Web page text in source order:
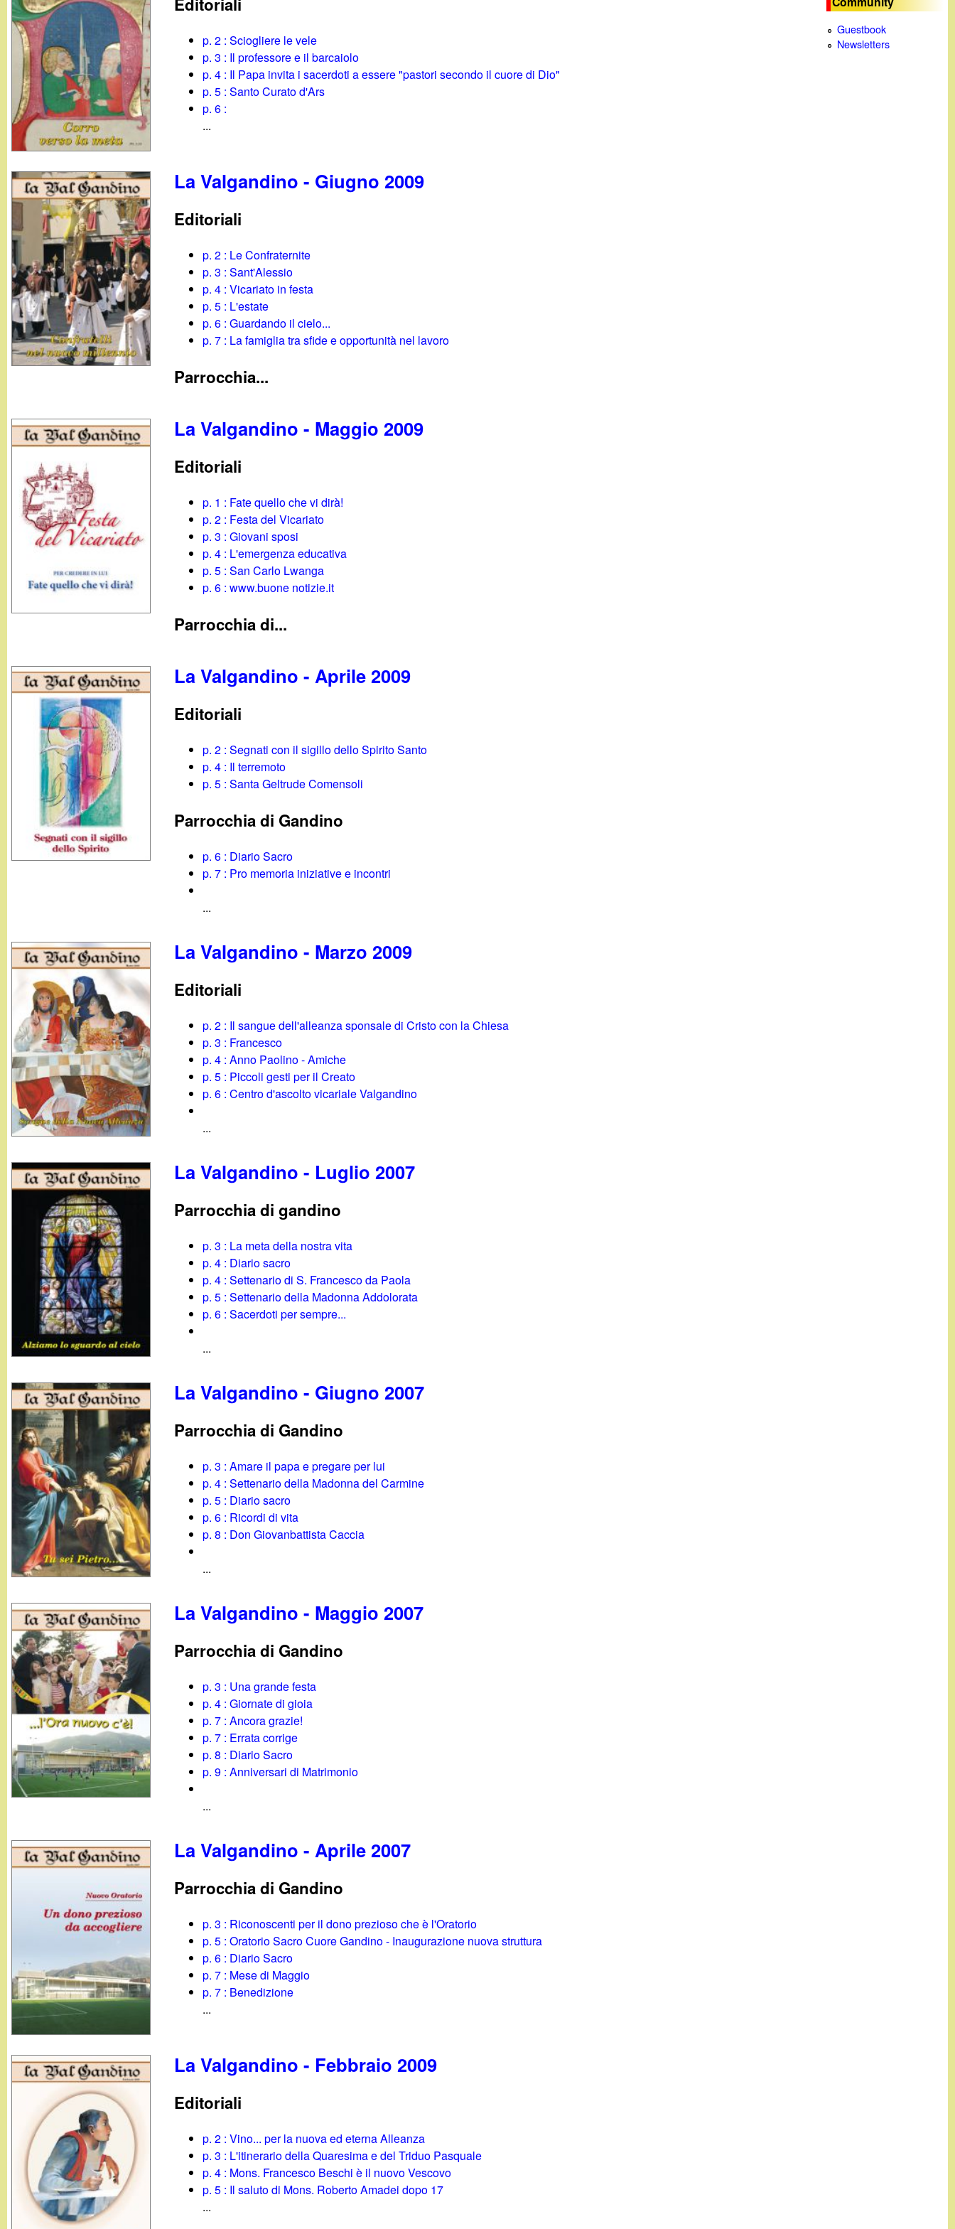
g
n
d
i
n
o
.
i
t
p. 2 : Sciogliere le vele
p. 3 : Il professore e il barcaiolo
p. 4 : Il Papa invita i sacerdoti a essere "pastori secondo il cuore di Dio"
p. 5 : Santo Curato d'Ars
p. 6 :
...
La Valgandino - Giugno 2009
Editoriali
p. 2 : Le Confraternite
p. 3 : Sant'Alessio
p. 4 : Vicariato in festa
p. 5 : L'estate
p. 6 : Guardando il cielo...
p. 7 : La famiglia tra sfide e opportunità nel lavoro
Parrocchia...
La Valgandino - Maggio 2009
Editoriali
p. 1 : Fate quello che vi dirà!
p. 2 : Festa del Vicariato
p. 3 : Giovani sposi
p. 4 : L'emergenza educativa
p. 5 : San Carlo Lwanga
p. 6 : www.buone notizie.it
Parrocchia di...
La Valgandino - Aprile 2009
Editoriali
p. 2 : Segnati con il sigillo dello Spirito Santo
p. 4 : Il terremoto
p. 5 : Santa Geltrude Comensoli
Parrocchia di Gandino
p. 6 : Diario Sacro
p. 7 : Pro memoria iniziative e incontri
...
La Valgandino - Marzo 2009
Editoriali
p. 2 : Il sangue dell'alleanza sponsale di Cristo con la Chiesa
p. 3 : Francesco
p. 4 : Anno Paolino - Amiche
p. 5 : Piccoli gesti per il Creato
p. 6 : Centro d'ascolto vicariale Valgandino
...
La Valgandino - Luglio 2007
Parrocchia di gandino
p. 3 : La meta della nostra vita
p. 4 : Diario sacro
p. 4 : Settenario di S. Francesco da Paola
p. 5 : Settenario della Madonna Addolorata
p. 6 : Sacerdoti per sempre...
...
La Valgandino - Giugno 2007
Parrocchia di Gandino
p. 3 : Amare il papa e pregare per lui
p. 4 : Settenario della Madonna del Carmine
p. 5 : Diario sacro
p. 6 : Ricordi di vita
p. 8 : Don Giovanbattista Caccia
...
La Valgandino - Maggio 2007
Parrocchia di Gandino
p. 3 : Una grande festa
p. 4 : Giornate di gioia
p. 7 : Ancora grazie!
p. 7 : Errata corrige
p. 8 : Diario Sacro
p. 9 : Anniversari di Matrimonio
...
La Valgandino - Aprile 2007
Parrocchia di Gandino
p. 3 : Riconoscenti per il dono prezioso che è l'Oratorio
p. 5 : Oratorio Sacro Cuore Gandino - Inaugurazione nuova struttura
p. 6 : Diario Sacro
p. 7 : Mese di Maggio
p. 7 : Benedizione
...
La Valgandino - Febbraio 2009
Editoriali
p. 2 : Vino... per la nuova ed eterna Alleanza
p. 3 : L'itinerario della Quaresima e del Triduo Pasquale
p. 4 : Mons. Francesco Beschi è il nuovo Vescovo
p. 5 : Il saluto di Mons. Roberto Amadei dopo 17
...
Guestbook
Newsletters